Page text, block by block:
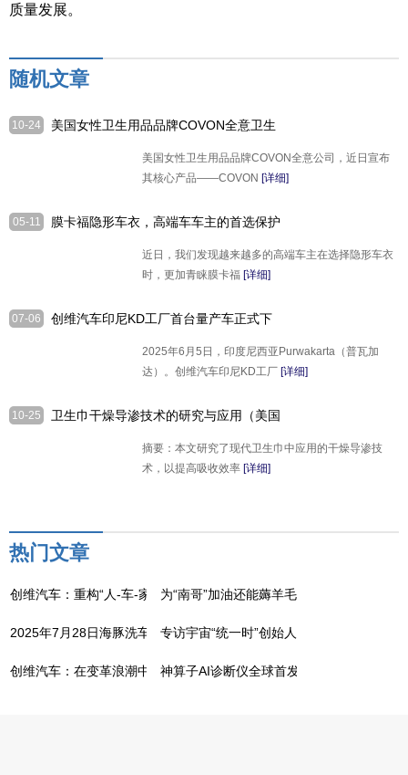
质量发展。
随机文章
10-24
美国女性卫生用品品牌COVON全意卫生
美国女性卫生用品品牌COVON全意公司，近日宣布
其核心产品——COVON [详细]
05-11
膜卡福隐形车衣，高端车车主的首选保护
近日，我们发现越来越多的高端车主在选择隐形车衣
时，更加青睐膜卡福 [详细]
07-06
创维汽车印尼KD工厂首台量产车正式下
2025年6月5日，印度尼西亚Purwakarta（普瓦加
达）。创维汽车印尼KD工厂 [详细]
10-25
卫生巾干燥导渗技术的研究与应用（美国
摘要：本文研究了现代卫生巾中应用的干燥导渗技
术，以提高吸收效率 [详细]
热门文章
创维汽车：重构“人-车-家”生态，打造未来生活第三空间
为“南哥”加油还能薅羊毛？北京现代南京车
2025年7月28日海豚洗车兼职招募海豚洗车日产轩逸
专访宇宙“统一时”创始人严静一
创维汽车：在变革浪潮中，以实力诠释“靠谱”出行
神算子AI诊断仪全球首发，共轨之家让“修